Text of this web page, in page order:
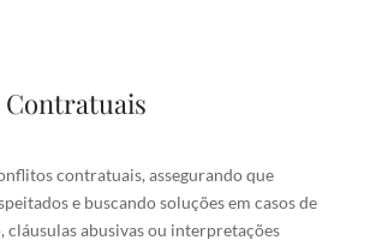
Contratuais
contratuais, assegurando que
e buscando soluções em casos de
cláusulas abusivas ou interpretações
Contratuais
sejam respeitados e buscando soluções
descumprimento, cláusulas abusivas
interpretações divergentes.